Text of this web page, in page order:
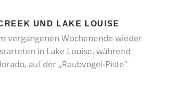
UND LAKE LOUISE
vergangenen Wochenende wieder
in Lake Louise, während
auf der „Raubvogel-Piste“